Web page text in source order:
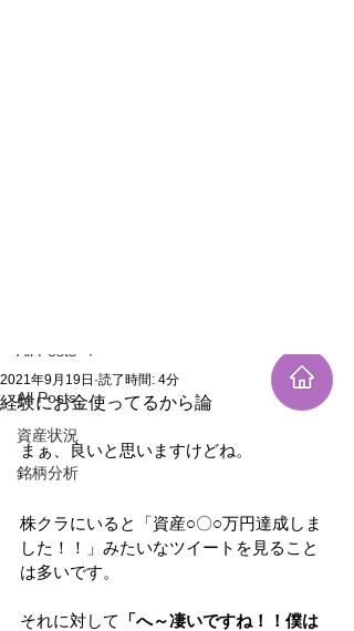
All Posts
資産状況
銘柄分析
All Posts
経験にお金使ってるから論
2021年9月19日 読了時間: 4分
まぁ、良いと思いますけどね。
株クラにいると「資産○〇○万円達成しま
した！！」みたいなツイートを見ること
は多いです。
それに対して
「へ～凄いですね！！僕は